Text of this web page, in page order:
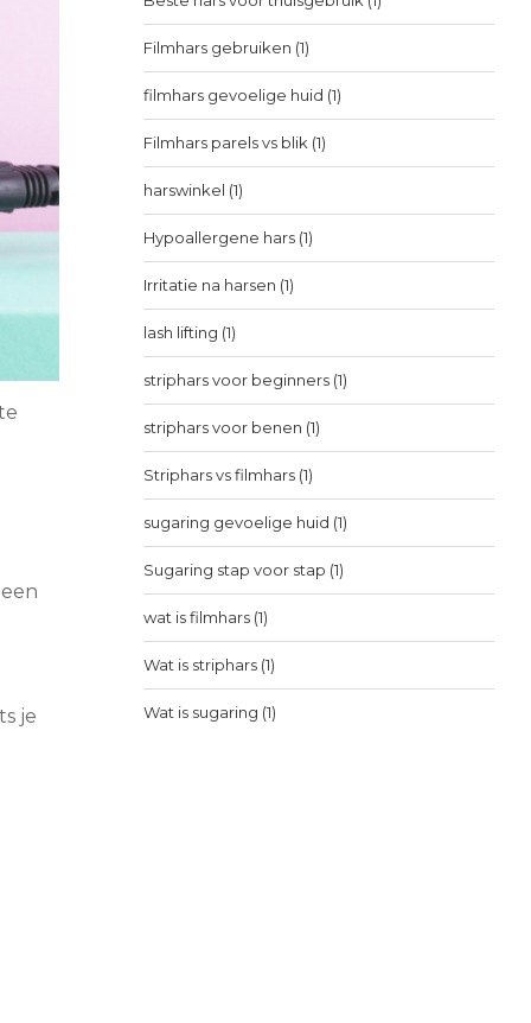
je
Filmhars gebruiken (1)
filmhars gevoelige huid (1)
Filmhars parels vs blik (1)
harswinkel (1)
Hypoallergene hars (1)
Irritatie na harsen (1)
lash lifting (1)
striphars voor beginners (1)
striphars voor benen (1)
Striphars vs filmhars (1)
sugaring gevoelige huid (1)
Sugaring stap voor stap (1)
wat is filmhars (1)
Wat is striphars (1)
Wat is sugaring (1)